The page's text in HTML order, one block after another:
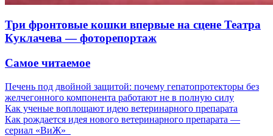
Три фронтовые кошки впервые на сцене Театра
Куклачева — фоторепортаж
Самое читаемое
Печень под двойной защитой: почему гепатопротекторы без
желчегонного компонента работают не в полную силу
Как ученые воплощают идею ветеринарного препарата
Как рождается идея нового ветеринарного препарата —
сериал «ВиЖ»